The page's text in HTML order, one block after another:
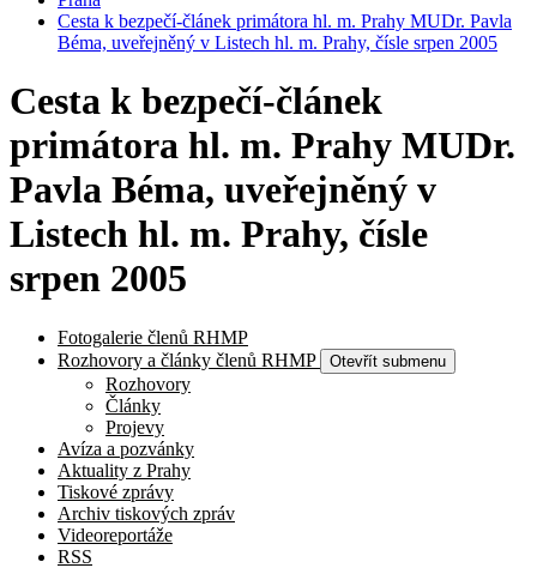
Cesta k bezpečí-článek primátora hl. m. Prahy MUDr. Pavla
Béma, uveřejněný v Listech hl. m. Prahy, čísle srpen 2005
Cesta k bezpečí-článek
primátora hl. m. Prahy MUDr.
Pavla Béma, uveřejněný v
Listech hl. m. Prahy, čísle
srpen 2005
Fotogalerie členů RHMP
Rozhovory a články členů RHMP
Otevřít submenu
Rozhovory
Články
Projevy
Avíza a pozvánky
Aktuality z Prahy
Tiskové zprávy
Archiv tiskových zpráv
Videoreportáže
RSS